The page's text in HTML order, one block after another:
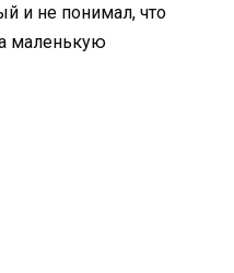
и не понимал, что
маленькую